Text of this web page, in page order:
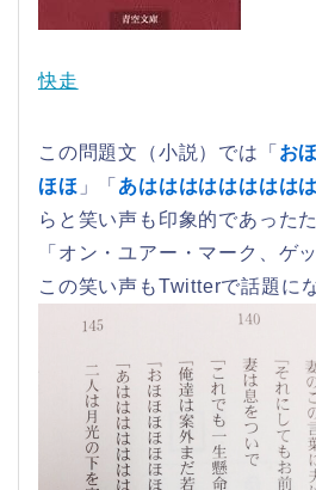
快走
この問題文（小説）では「 お
ほほ 」「 あはははははははは
らと笑い声も印象的であった
「オン・ユアー・マーク、ゲ
この笑い声もTwitterで話題に